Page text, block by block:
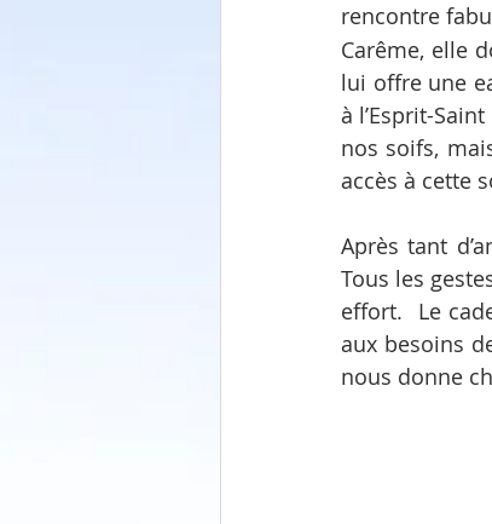
rencontre
Carême, elle
lui offre une
à l’Esprit-
nos soifs,
accès à cette
Après tant
Tous les
effort.  Le
aux besoins
nous donne